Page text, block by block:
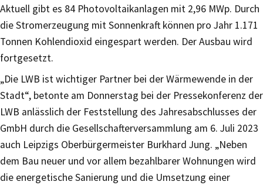
Aktuell gibt es 84 Photovoltaikanlagen mit 2,96 MWp. Durch
die Stromerzeugung mit Sonnenkraft können pro Jahr 1.171
Tonnen Kohlendioxid eingespart werden. Der Ausbau wird
fortgesetzt.
„Die LWB ist wichtiger Partner bei der Wärmewende in der
Stadt“, betonte am Donnerstag bei der Pressekonferenz der
LWB anlässlich der Feststellung des Jahresabschlusses der
GmbH durch die Gesellschafterversammlung am 6. Juli 2023
auch Leipzigs Oberbürgermeister Burkhard Jung. „Neben
dem Bau neuer und vor allem bezahlbarer Wohnungen wird
die energetische Sanierung und die Umsetzung einer